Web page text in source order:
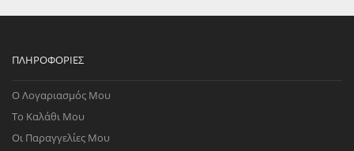
ΠΛΗΡΟΦΟΡΊΕΣ
Ο Λογαριασμός Μου
Το Καλάθι Μου
Οι Παραγγελίες Μου